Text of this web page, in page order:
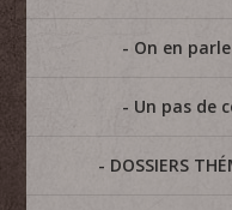
On en parle
Un pas de
DOSSIERS